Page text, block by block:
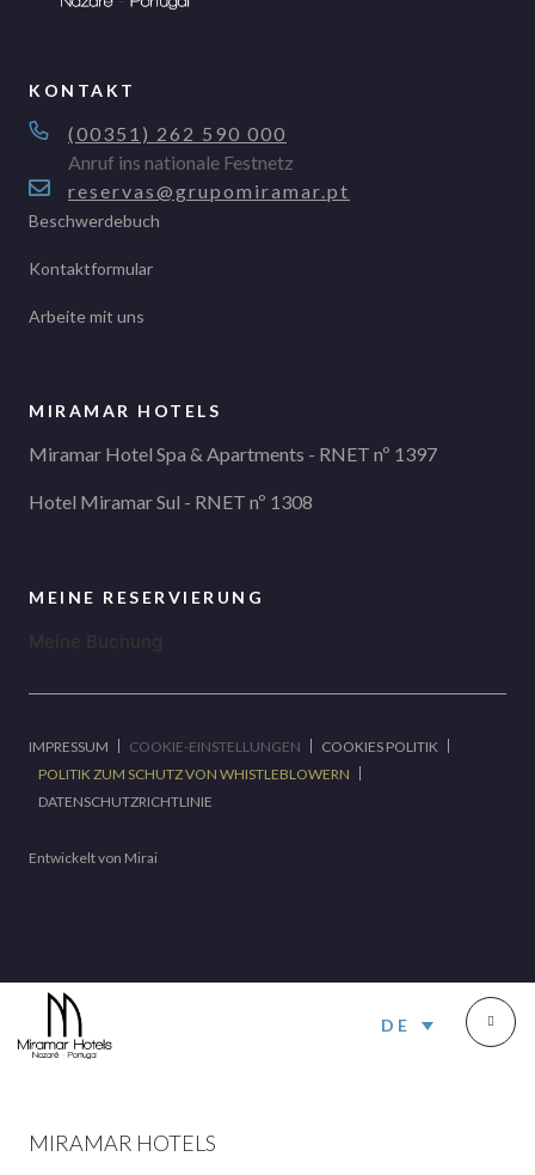
KONTAKT
(00351) 262 590 000
Anruf ins nationale Festnetz
reservas@grupomiramar.pt
Beschwerdebuch
Kontaktformular
Arbeite mit uns
MIRAMAR HOTELS
Miramar Hotel Spa & Apartments - RNET nº 1397
Hotel Miramar Sul - RNET nº 1308
MEINE RESERVIERUNG
IMPRESSUM COOKIE-EINSTELLUNGEN
COOKIES POLITIK
POLITIK ZUM SCHUTZ VON WHISTLEBLOWERN
DATENSCHUTZRICHTLINIE
Entwickelt von Mirai
DE
MIRAMAR HOTELS